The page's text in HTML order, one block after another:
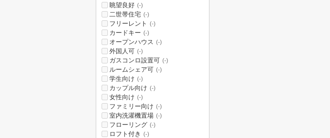
眺望良好 (-)
二世帯住宅 (-)
フリーレント (-)
カードキー (-)
オープンハウス (-)
外国人可 (-)
ガスコンロ設置可 (-)
ルームシェア可 (-)
学生向け (-)
カップル向け (-)
女性向け (-)
ファミリー向け (-)
室内洗濯機置場 (-)
フローリング (-)
ロフト付き (-)